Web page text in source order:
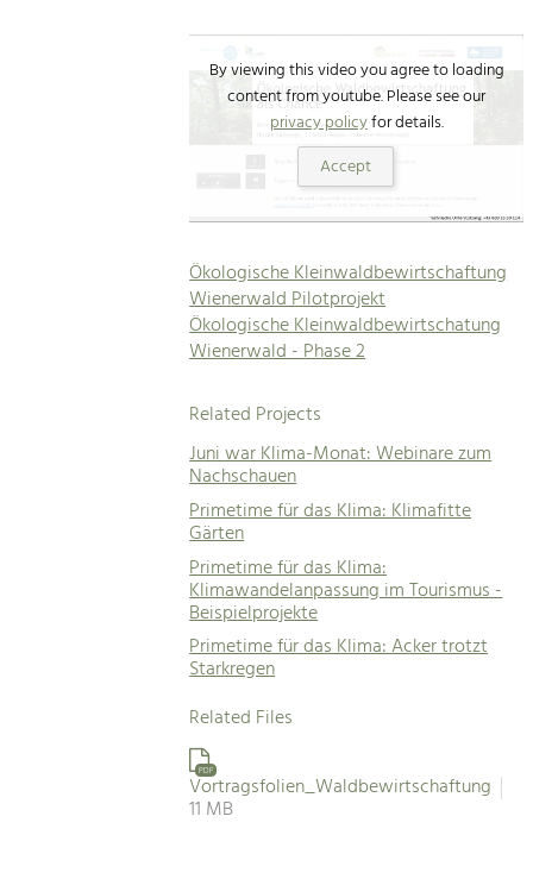
By viewing this video you agree to loading
content from youtube. Please see our
privacy policyfor details.
Accept
Ökologische Kleinwaldbewirtschaftung
Wienerwald Pilotprojekt
Ökologische Kleinwaldbewirtschatung
Wienerwald - Phase 2
Related Projects
Juni war Klima-Monat: Webinare zum
Nachschauen
Primetime für das Klima: Klimafitte
Gärten
Primetime für das Klima:
Klimawandelanpassung im Tourismus -
Beispielprojekte
Primetime für das Klima: Acker trotzt
Starkregen
Related Files
PDF
Vortragsfolien_Waldbewirtschaftung
11 MB